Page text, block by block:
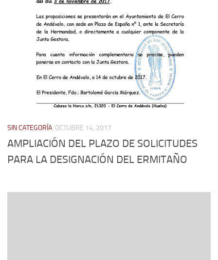
SIN CATEGORÍA OCTUBRE 14, 2017
AMPLIACIÓN DEL PLAZO DE SOLICITUDES
PARA LA DESIGNACIÓN DEL ERMITAÑO